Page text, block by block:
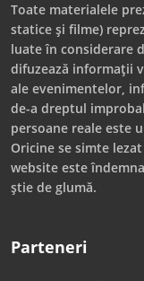
Toate materialele
statice și filme)
luate în considerare
difuzează informații
ale evenimentelor,
de-a dreptul
persoane reale este
Oricine se simte
website este
știe de glumă.
Parteneri